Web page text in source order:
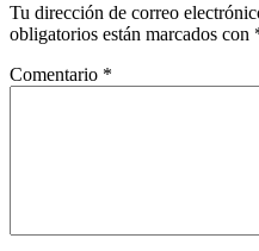
los
lectores
Tu dirección de correo
obligatorios están marcados con
Comentario *